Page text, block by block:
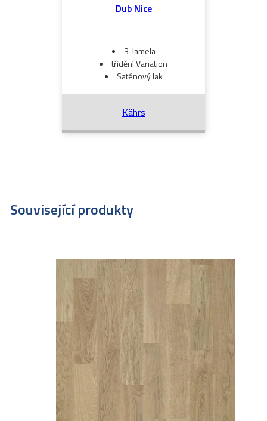
Dub Nice
3-lamela
třídění Variation
Saténový lak
Kährs
Související produkty